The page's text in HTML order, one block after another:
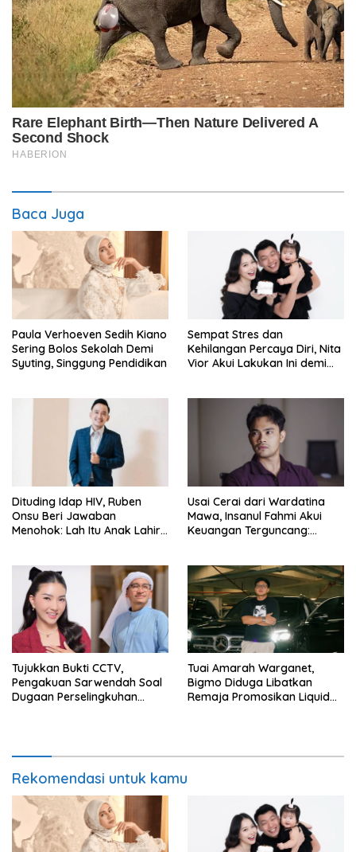
Baca Juga
Paula Verhoeven Sedih Kiano
Sering Bolos Sekolah Demi
Syuting, Singgung Pendidikan
Sempat Stres dan
Kehilangan Percaya Diri, Nita
Vior Akui Lakukan Ini demi
Dituding Idap HIV, Ruben
Onsu Beri Jawaban
Menohok: Lah Itu Anak Lahir
Usai Cerai dari Wardatina
Mawa, Insanul Fahmi Akui
Keuangan Terguncang:
Tujukkan Bukti CCTV,
Pengakuan Sarwendah Soal
Dugaan Perselingkuhan
Tuai Amarah Warganet,
Bigmo Diduga Libatkan
Remaja Promosikan Liquid
Rekomendasi untuk kamu